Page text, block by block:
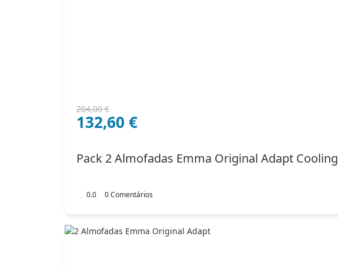
204,00€
O
preço
204,00 €.
132,60 €
O
preço
132,60 €.
Pack 2 Almofadas Emma Original Adapt Cooling
0.0 0 Comentários